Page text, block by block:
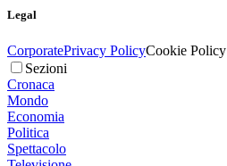
Legal
CorporatePrivacy PolicyCookie Policy
Sezioni
Cronaca
Mondo
Economia
Politica
Spettacolo